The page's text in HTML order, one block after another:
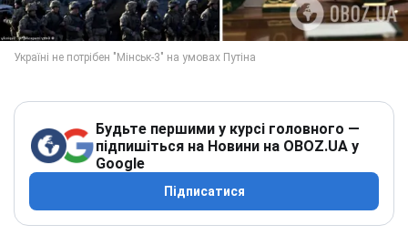
Будьте першими у курсі головного —
підпишіться на Новини на OBOZ.UA у
Google
Підписатися